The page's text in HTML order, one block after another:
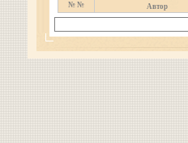
№ № Автор